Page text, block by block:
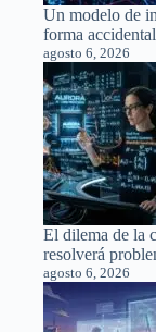
Un modelo de
forma
agosto 6, 2026
El dilema de la
resolverá
agosto 6, 2026